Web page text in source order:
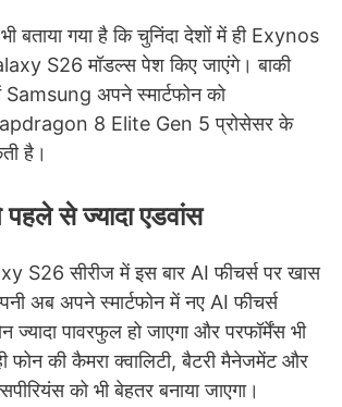
बताया गया है कि चुनिंदा देशों में ही Exynos
S26 मॉडल्स पेश किए जाएंगे। बाकी
Samsung अपने स्मार्टफोन को
8 Elite Gen 5 प्रोसेसर के
है।
पहले से ज्यादा एडवांस
S26 सीरीज में इस बार AI फीचर्स पर खास
अब अपने स्मार्टफोन में नए AI फीचर्स
पावरफुल हो जाएगा और परफॉर्मेंस भी
फोन की कैमरा क्वालिटी, बैटरी मैनेजमेंट और
को भी बेहतर बनाया जाएगा।